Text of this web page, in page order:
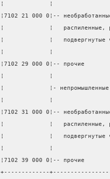
¦             ¦
¦7102 21 000 0¦--
¦             ¦
¦             ¦   подвергнутые
¦             ¦
¦7102 29 000 0¦--
¦             ¦
¦             ¦-
¦             ¦
¦7102 31 000 0¦--
¦             ¦
¦             ¦   подвергнутые
¦             ¦
¦7102 39 000 0¦--
+-------------